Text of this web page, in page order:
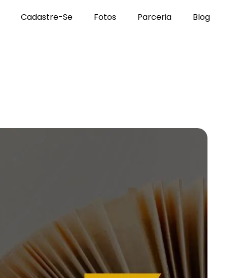
Cadastre-Se Fotos Parceria Blog